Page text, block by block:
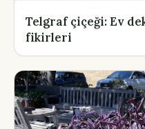
Telgraf çiçeği: Ev
fikirleri